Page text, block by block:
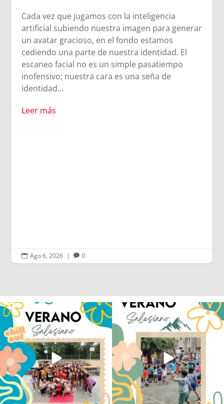
Cada vez que jugamos con la inteligencia
artificial subiendo nuestra imagen para generar
un avatar gracioso, en el fondo estamos
cediendo una parte de nuestra identidad. El
escaneo facial no es un simple pasatiempo
inofensivo; nuestra cara es una seña de
identidad...
Leer más
 Ago 6, 2026 |  0
Los alumnos de 6º de Primaria, 1º y 2º
de la ESO...
145 2
La diversión y la alegría también se han
sentido...
93 0